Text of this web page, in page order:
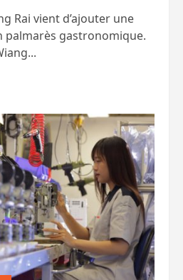
Rai vient d’ajouter une
palmarès gastronomique.